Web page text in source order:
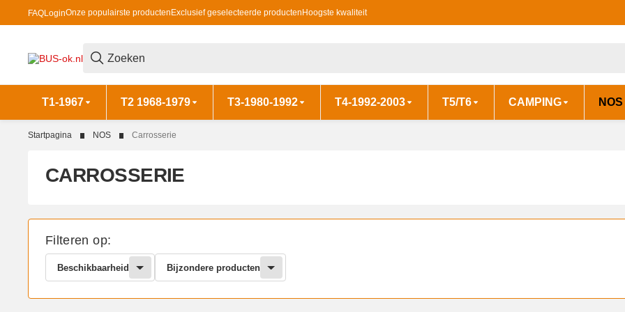
FAQLoginOnze populairste producten Exclusief geselecteerde producten Hoogste kwaliteit
T1-1967 T2 1968-1979 T3-1980-1992 T4-1992-2003 T5/T6 CAMPING NOS
Startpagina NOS Carrosserie
CARROSSERIE
Filteren op:
Beschikbaarheid Bijzondere producten